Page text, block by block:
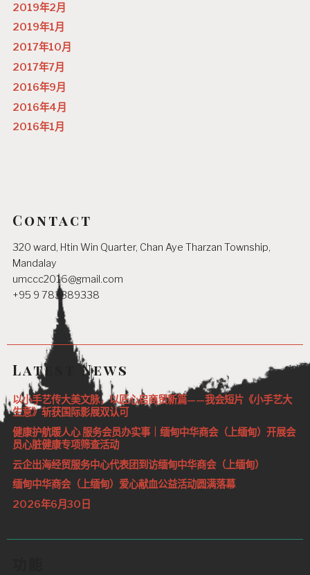
2019年2月
2019年1月
2017年10月
2017年7月
2016年9月
2016年4月
2016年1月
Contact
320 ward, Htin Win Quarter, Chan Aye Tharzan Township,
Mandalay
umccc2016@gmail.com
+95 9 783389338
Latest News
以小手艺传大美文脉，以匠心启商贸新篇——我会短片《小手艺大
生意》斩获国际影展双认可
健康护航暖人心 服务会员办实事｜缅甸中华商会（上缅甸）开展会
员心脏健康专项筛查活动
云企出海经贸服务中心代表团到访缅甸中华商会（上缅甸）
缅甸中华商会（上缅甸）爱心献血公益活动圆满落幕
2026年6月30日